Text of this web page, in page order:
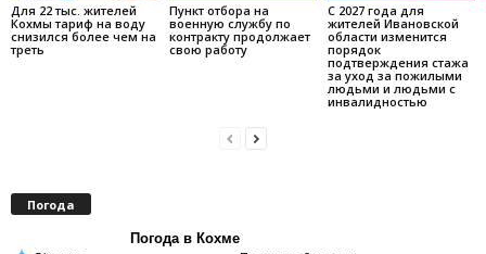
Для 22 тыс. жителей
Кохмы тариф на воду
снизился более чем на
треть
Пункт отбора на
военную службу по
контракту продолжает
свою работу
С 2027 года для
жителей Ивановской
области изменится
порядок
подтверждения стажа
за уход за пожилыми
людьми и людьми с
инвалидностью
Погода
Погода в Кохме